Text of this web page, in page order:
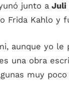
junto a Juli
Frida Kahlo y
aunque yo
una obra
muy